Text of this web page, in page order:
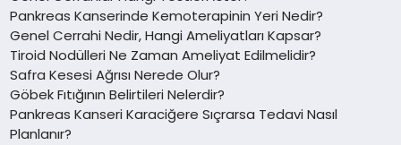
Pankreas Kanserinde Kemoterapinin Yeri Nedir?
Genel Cerrahi Nedir, Hangi Ameliyatları Kapsar?
Tiroid Nodülleri Ne Zaman Ameliyat Edilmelidir?
Safra Kesesi Ağrısı Nerede Olur?
Göbek Fıtığının Belirtileri Nelerdir?
Pankreas Kanseri Karaciğere Sıçrarsa Tedavi Nasıl
Planlanır?